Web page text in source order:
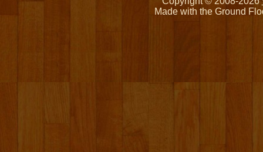
Made with the Ground